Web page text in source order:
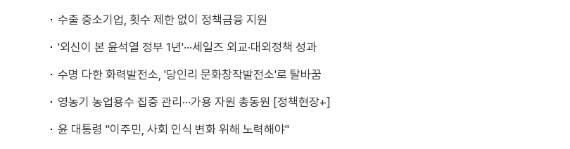
수출 중소기업, 횟수 제한 없이 정책금융 지원
'외신이 본 윤석열 정부 1년'···세일즈 외교·대외정책 성과
수명 다한 화력발전소, '당인리 문화창작발전소'로 탈바꿈
영농기 농업용수 집중 관리···가용 자원 총동원 [정책현장+]
윤 대통령 "이주민, 사회 인식 변화 위해 노력해야"